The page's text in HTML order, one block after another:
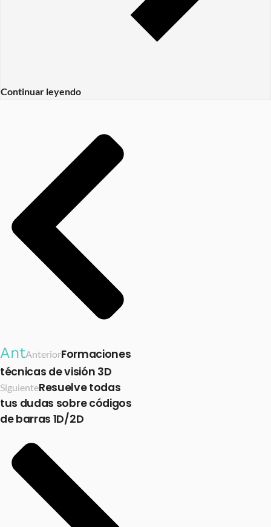
Continuar leyendo
AntAnteriorFormaciones
técnicas de visión 3D
SiguienteResuelve todas
tus dudas sobre códigos
de barras 1D/2D